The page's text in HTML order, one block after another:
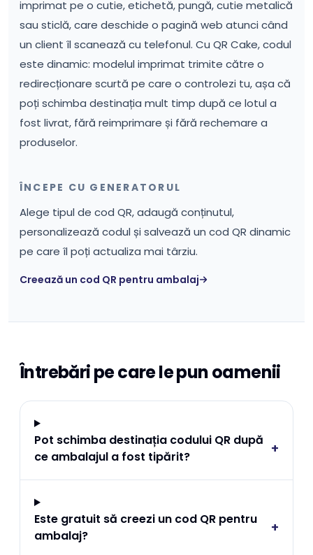
imprimat pe o cutie, etichetă, pungă, cutie metalică
sau sticlă, care deschide o pagină web atunci când
un client îl scanează cu telefonul. Cu QR Cake, codul
este dinamic: modelul imprimat trimite către o
redirecționare scurtă pe care o controlezi tu, așa că
poți schimba destinația mult timp după ce lotul a
fost livrat, fără reimprimare și fără rechemare a
produselor.
ÎNCEPE CU GENERATORUL
Alege tipul de cod QR, adaugă conținutul,
personalizează codul și salvează un cod QR dinamic
pe care îl poți actualiza mai târziu.
Creează un cod QR pentru ambalaj
Întrebări pe care le pun oamenii
Pot schimba destinația codului QR după
ce ambalajul a fost tipărit?
+
Este gratuit să creezi un cod QR pentru
ambalaj?
+